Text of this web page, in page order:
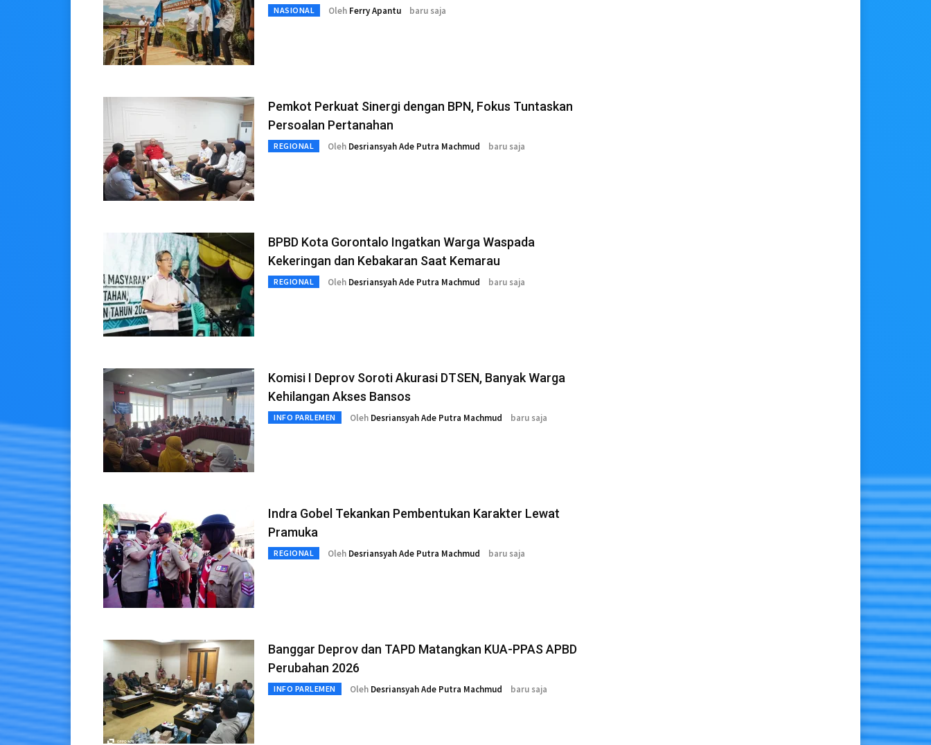
NASIONAL Oleh Ferry Apantu baru saja
Pemkot Perkuat Sinergi dengan BPN, Fokus Tuntaskan
Persoalan Pertanahan
REGIONAL Oleh Desriansyah Ade Putra Machmud baru saja
BPBD Kota Gorontalo Ingatkan Warga Waspada
Kekeringan dan Kebakaran Saat Kemarau
REGIONAL Oleh Desriansyah Ade Putra Machmud baru saja
Komisi I Deprov Soroti Akurasi DTSEN, Banyak Warga
Kehilangan Akses Bansos
INFO PARLEMEN Oleh Desriansyah Ade Putra Machmud baru saja
Indra Gobel Tekankan Pembentukan Karakter Lewat
Pramuka
REGIONAL Oleh Desriansyah Ade Putra Machmud baru saja
Banggar Deprov dan TAPD Matangkan KUA-PPAS APBD
Perubahan 2026
INFO PARLEMEN Oleh Desriansyah Ade Putra Machmud baru saja